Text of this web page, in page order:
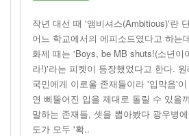
작년 대선 때 '앰비셔스(Ambitious)'란
어느 학교에서의 에피소드였다고 하는
화제 때는 'Boys, be MB shuts!(소년이
라!)'라는 피켓이 등장했었다고 한다.
국민에게 이로울 존재들이라 '입막음'
연 삐뚤어진 입을 제대로 돌릴 수 있을
말하는 존재들, 셋을 뽑아봤다 광우병
도가 모두 '확..